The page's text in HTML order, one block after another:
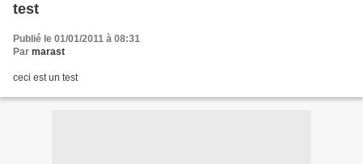
test
Publié le 01/01/2011 à 08:31
Par marast
ceci est un test